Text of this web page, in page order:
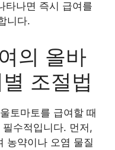
타나면 즉시 급여를
니다.
의 올바
조절법
토마토를 급여할 때
수적입니다. 먼저,
농약이나 오염 물질